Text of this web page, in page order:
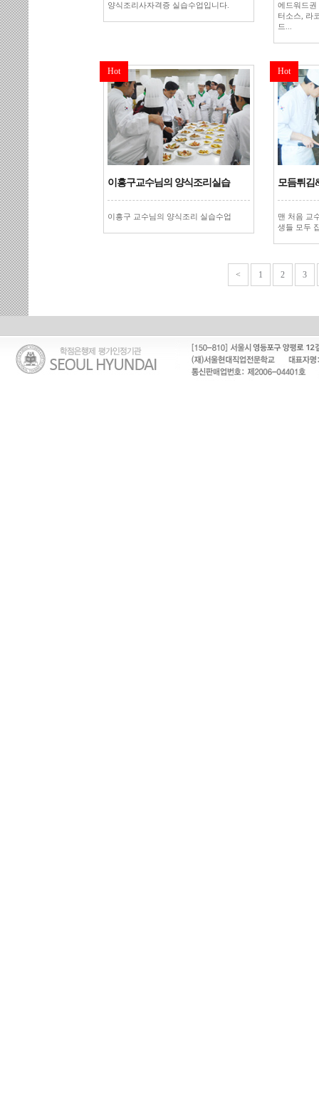
양식조리사자격증 실습수업입니다.
에드워드
터소스, 라
드...
Hot
이흥구교수님의 양식조리실습
이흥구 교수님의 양식조리 실습수업
Hot
모듬튀김
맨 처음 교
생들 모두
< 1 2 3